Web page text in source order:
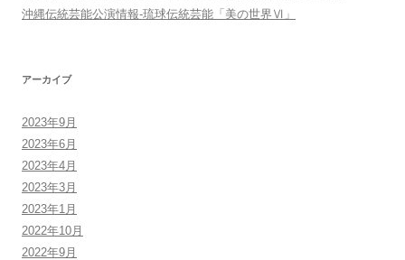
沖縄伝統芸能公演情報-琉球伝統芸能「美の世界Ⅵ」
アーカイブ
2023年9月
2023年6月
2023年4月
2023年3月
2023年1月
2022年10月
2022年9月